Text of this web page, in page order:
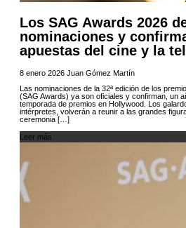
Los SAG Awards 2026
nominaciones y
apuestas del cine y la
8 enero 2026 Juan Gómez Martín
Las nominaciones de la 32ª edición de los
(SAG Awards) ya son oficiales y confirman, un
temporada de premios en Hollywood. Los
intérpretes, volverán a reunir a las grandes
ceremonia […]
Leer más